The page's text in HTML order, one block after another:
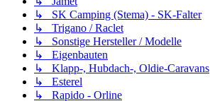
↳ SK Camping (Stema) - SK-Falter
↳ Trigano / Raclet
↳ Sonstige Hersteller / Modelle
↳ Eigenbauten
↳ Klapp-, Hubdach-, Oldie-Caravans
↳ Esterel
↳ Rapido - Orline